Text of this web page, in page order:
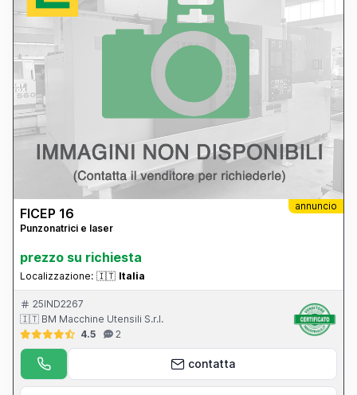
annuncio
FICEP 16
Punzonatrici e laser
prezzo su richiesta
Localizzazione: 🇮🇹 Italia
25IND2267
🇮🇹 BM Macchine Utensili S.r.l.
4.5
2
contatta